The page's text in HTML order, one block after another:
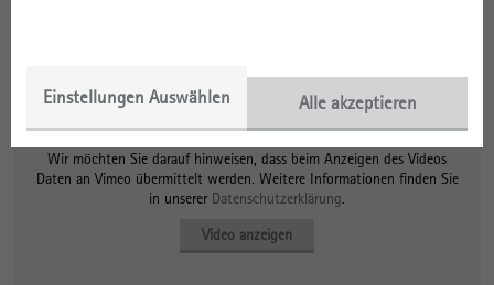
Einstellungen Auswählen Alle akzeptieren
Datenschutzhinweis
Wir möchten Sie darauf hinweisen, dass beim Anzeigen des Videos
Daten an Vimeo übermittelt werden. Weitere Informationen finden Sie
in unserer Datenschutzerklärung
Video anzeigen